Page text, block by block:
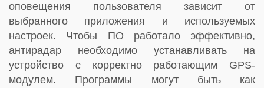
оповещения пользователя зависит от
выбранного приложения и используемых
настроек. Чтобы ПО работало эффективно,
антирадар необходимо устанавливать на
устройство с корректно работающим GPS-
модулем. Программы могут быть как